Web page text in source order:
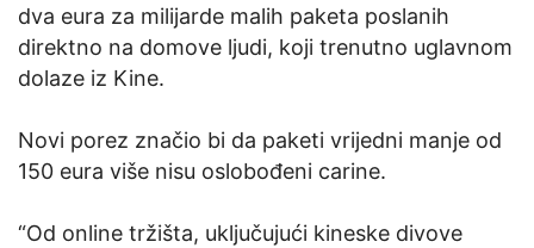
dva eura za milijarde malih paketa poslanih
direktno na domove ljudi, koji trenutno uglavnom
dolaze iz Kine.
Novi porez značio bi da paketi vrijedni manje od
150 eura više nisu oslobođeni carine.
“Od online tržišta, uključujući kineske divove